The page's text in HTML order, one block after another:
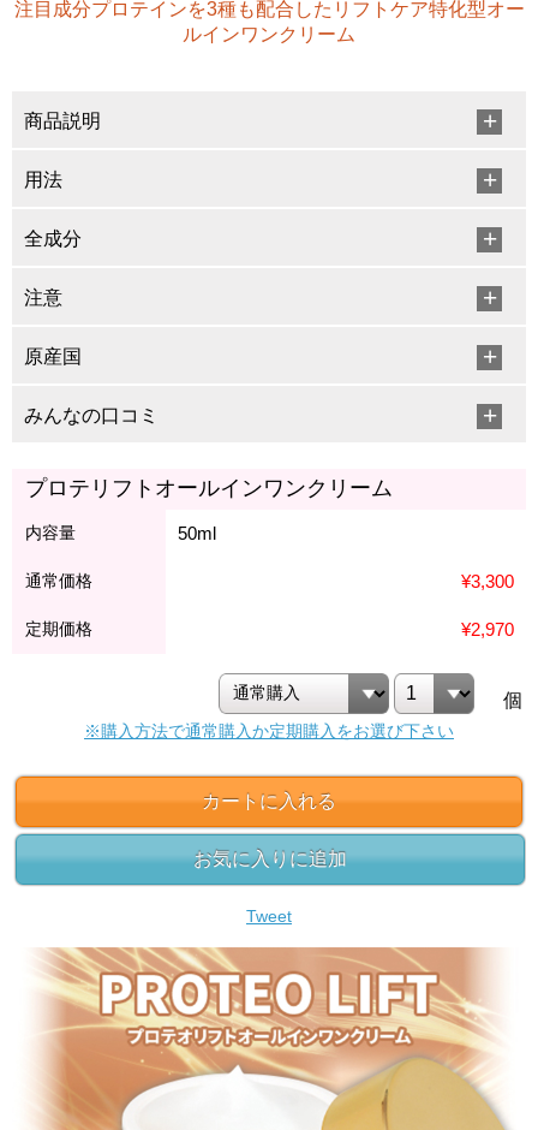
注目成分プロテインを3種も配合したリフトケア特化型オー
ルインワンクリーム
商品説明
用法
全成分
注意
原産国
みんなの口コミ
プロテリフトオールインワンクリーム
内容量 50ml
通常価格 ¥3,300
定期価格 ¥2,970
個
※購入方法で通常購入か定期購入をお選び下さい
カートに入れる
お気に入りに追加
Tweet